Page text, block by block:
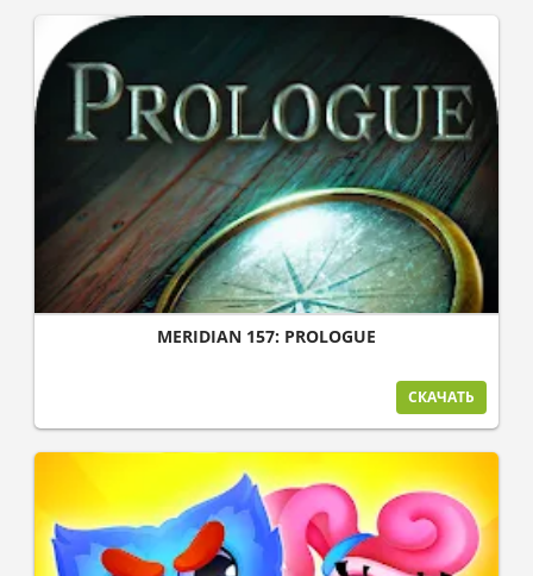
MERIDIAN 157: PROLOGUE
СКАЧАТЬ